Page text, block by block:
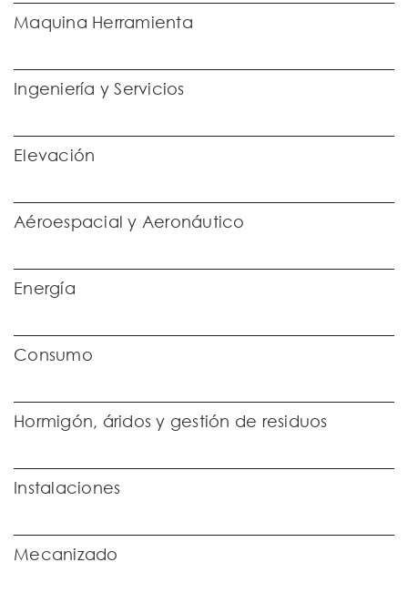
Maquina Herramienta
Ingeniería y Servicios
Elevación
Aéroespacial y Aeronáutico
Energía
Consumo
Hormigón, áridos y gestión de residuos
Instalaciones
Mecanizado